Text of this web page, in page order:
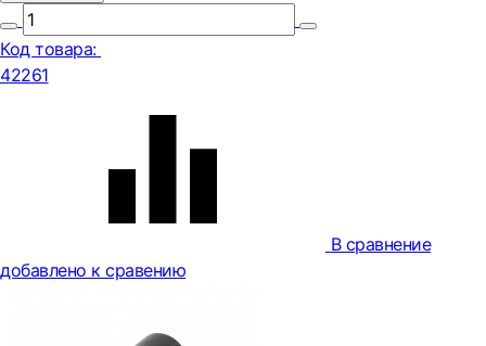
Код товара:
42261
В сравнение
добавлено к сравению